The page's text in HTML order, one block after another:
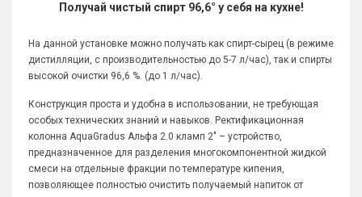
Получай чистый спирт 96,6° у себя на кухне!
На данной установке можно получать как спирт-сырец (в режиме
дистилляции, с производительностью до 5-7 л/час), так и спирты
высокой очистки 96,6 %. (до 1 л/час).
Конструкция проста и удобна в использовании, не требующая
особых технических знаний и навыков. Ректификационная
колонна AquaGradus Альфа 2.0 кламп 2" – устройство,
предназначенное для разделения многокомпонентной жидкой
смеси на отдельные фракции по температуре кипения,
позволяющее полностью очистить получаемый напиток от